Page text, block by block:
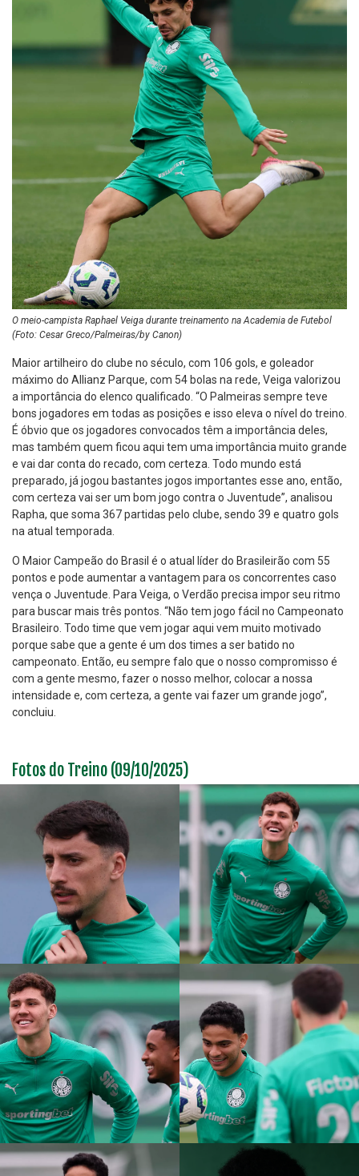
O meio-campista Raphael Veiga durante treinamento na Academia de Futebol
(Foto: Cesar Greco/Palmeiras/by Canon)
Maior artilheiro do clube no século, com 106 gols, e goleador
máximo do Allianz Parque, com 54 bolas na rede, Veiga valorizou
a importância do elenco qualificado. “O Palmeiras sempre teve
bons jogadores em todas as posições e isso eleva o nível do treino.
É óbvio que os jogadores convocados têm a importância deles,
mas também quem ficou aqui tem uma importância muito grande
e vai dar conta do recado, com certeza. Todo mundo está
preparado, já jogou bastantes jogos importantes esse ano, então,
com certeza vai ser um bom jogo contra o Juventude”, analisou
Rapha, que soma 367 partidas pelo clube, sendo 39 e quatro gols
na atual temporada.
O Maior Campeão do Brasil é o atual líder do Brasileirão com 55
pontos e pode aumentar a vantagem para os concorrentes caso
vença o Juventude. Para Veiga, o Verdão precisa impor seu ritmo
para buscar mais três pontos. “Não tem jogo fácil no Campeonato
Brasileiro. Todo time que vem jogar aqui vem muito motivado
porque sabe que a gente é um dos times a ser batido no
campeonato. Então, eu sempre falo que o nosso compromisso é
com a gente mesmo, fazer o nosso melhor, colocar a nossa
intensidade e, com certeza, a gente vai fazer um grande jogo”,
concluiu.
Fotos do Treino (09/10/2025)